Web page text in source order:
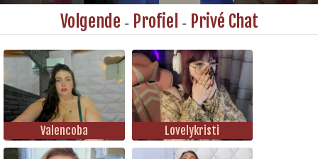
Volgende - Profiel - Privé Chat
Valencoba Lovelykristi